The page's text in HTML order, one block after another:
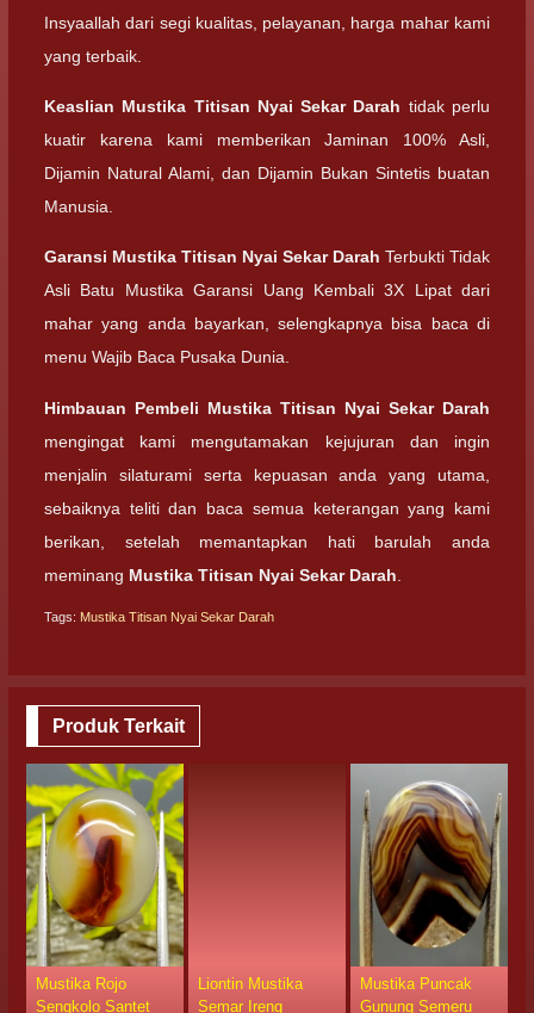
Insyaallah dari segi kualitas, pelayanan, harga mahar kami
yang terbaik.
Keaslian Mustika Titisan Nyai Sekar Darah tidak perlu
kuatir karena kami memberikan Jaminan 100% Asli,
Dijamin Natural Alami, dan Dijamin Bukan Sintetis buatan
Manusia.
Garansi Mustika Titisan Nyai Sekar Darah Terbukti Tidak
Asli Batu Mustika Garansi Uang Kembali 3X Lipat dari
mahar yang anda bayarkan, selengkapnya bisa baca di
menu Wajib Baca Pusaka Dunia.
Himbauan Pembeli Mustika Titisan Nyai Sekar Darah
mengingat kami mengutamakan kejujuran dan ingin
menjalin silaturami serta kepuasan anda yang utama,
sebaiknya teliti dan baca semua keterangan yang kami
berikan, setelah memantapkan hati barulah anda
meminang Mustika Titisan Nyai Sekar Darah
Tags: Mustika Titisan Nyai Sekar Darah
Produk Terkait
Mustika Rojo
Sengkolo Santet
Liontin Mustika
Semar Ireng
Mustika Puncak
Gunung Semeru